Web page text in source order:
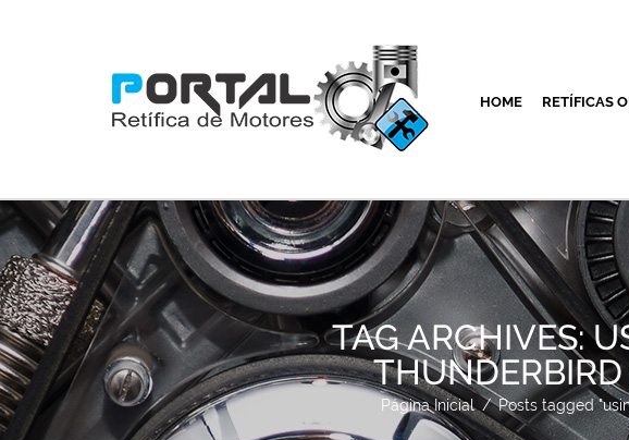
HOME RETÍFICAS
TAG ARCHIVES:
Página Inicial / Posts tagged